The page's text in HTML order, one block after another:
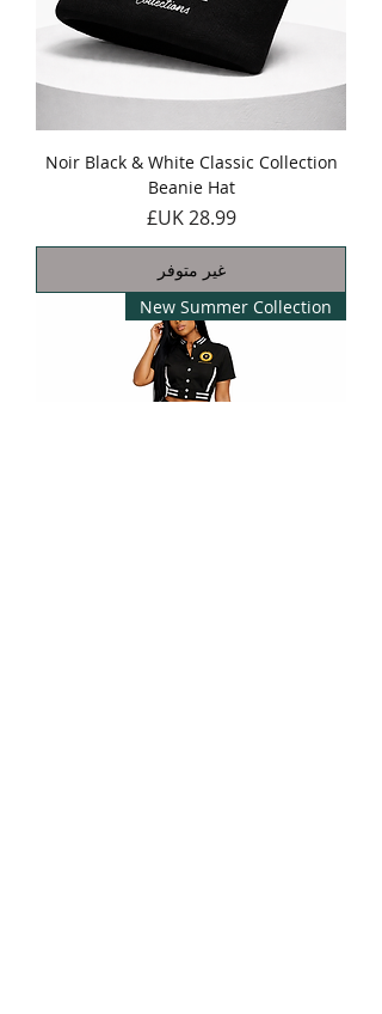
Noir Black & White Classic Collection
Beanie Hat
السعر‏28.99 UK£
غير متوفر
New Summer Collection